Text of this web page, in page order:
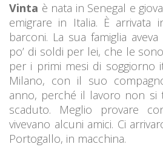
Vinta è nata in Senegal e
emigrare in Italia. È
barconi. La sua famiglia
po’ di soldi per lei, che le
per i primi mesi di soggiorno
Milano, con il suo
anno, perché il lavoro non si
scaduto. Meglio provare
vivevano alcuni amici. Ci
Portogallo, in macchina.